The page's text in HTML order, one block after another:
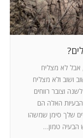
לא מצליח
ושוב ולא מצליח
וצובר רווחים
האלה הם
שלך סימן שמשהו
טמון…